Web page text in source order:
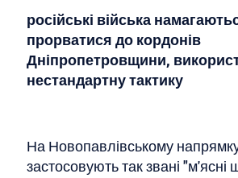
російські війська
прорватися до кордонів
Дніпропетровщини,
нестандартну тактику
На Новопавлівському
застосовують так звані "м'ясні